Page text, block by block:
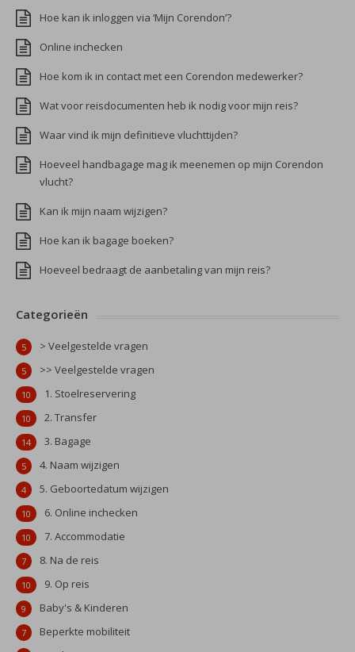
Hoe kan ik inloggen via ‘Mijn Corendon’?
Online inchecken
Hoe kom ik in contact met een Corendon medewerker?
Wat voor reisdocumenten heb ik nodig voor mijn reis?
Waar vind ik mijn definitieve vluchttijden?
Hoeveel handbagage mag ik meenemen op mijn Corendon
vlucht?
Kan ik mijn naam wijzigen?
Hoe kan ik bagage boeken?
Hoeveel bedraagt de aanbetaling van mijn reis?
Categorieën
> Veelgestelde vragen
5
>> Veelgestelde vragen
5
1. Stoelreservering
10
2. Transfer
10
3. Bagage
14
4. Naam wijzigen
5
5. Geboortedatum wijzigen
4
6. Online inchecken
10
7. Accommodatie
10
8. Na de reis
7
9. Op reis
10
Baby's & Kinderen
9
Beperkte mobiliteit
7